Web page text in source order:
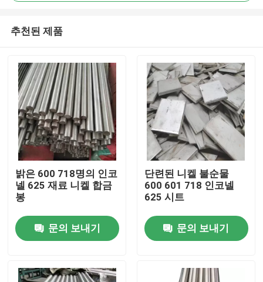
추천된 제품
밝은 600 718명의 인코
넬 625 재료 니켈 합금
봉
문의 보내기
단련된 니켈 불순물
600 601 718 인코넬
625 시트
문의 보내기